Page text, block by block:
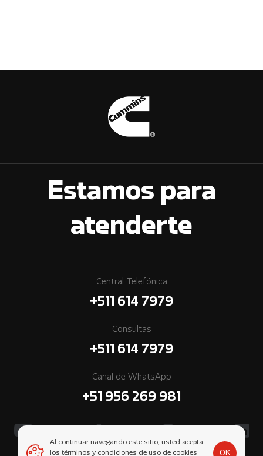
Estamos para
atenderte
Central Telefónica
+511 614 7979
Consultas
+511 614 7979
Canal de WhatsApp
+51 956 269 981
Al continuar navegando este sitio, usted acepta
los términos y condiciones de uso de cookies
OK